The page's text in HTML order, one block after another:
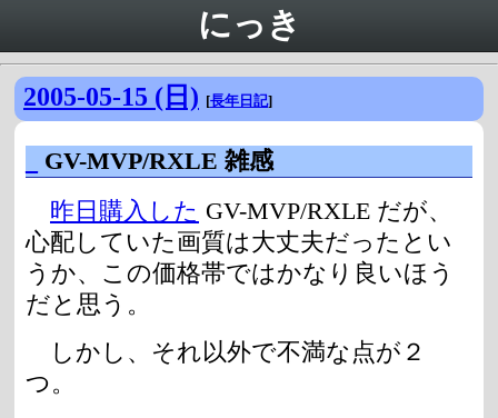
にっき
2005-05-15 (日) [長年日記]
GV-MVP/RXLE 雑感
昨日購入した GV-MVP/RXLE だが、
心配していた画質は大丈夫だったとい
うか、この価格帯ではかなり良いほう
だと思う。
しかし、それ以外で不満な点が２
つ。